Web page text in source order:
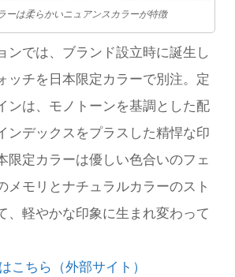
ーは柔らかいニュアンスカラーが特徴
ンでは、ブランド設立時に誕生し
ッチを日本限定カラーで別注。定
ンは、モノトーンを基調とした配
ンデックスをプラスした精悍な印
限定カラーは優しい色合いのフェ
メモリとナチュラルカラーのスト
、軽やかな印象に生まれ変わって
こちら（外部サイト）